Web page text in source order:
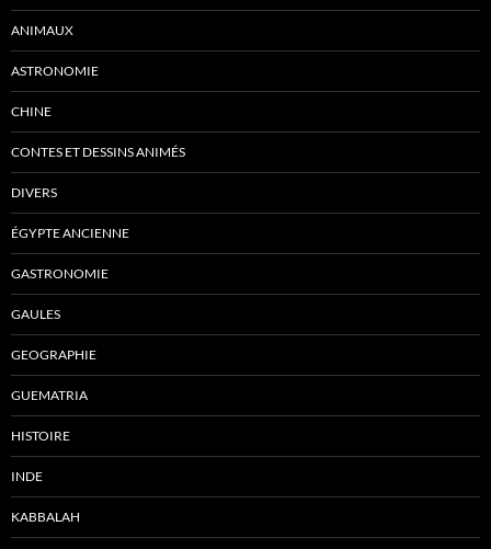
ANIMAUX
ASTRONOMIE
CHINE
CONTES ET DESSINS ANIMÉS
DIVERS
ÉGYPTE ANCIENNE
GASTRONOMIE
GAULES
GEOGRAPHIE
GUEMATRIA
HISTOIRE
INDE
KABBALAH